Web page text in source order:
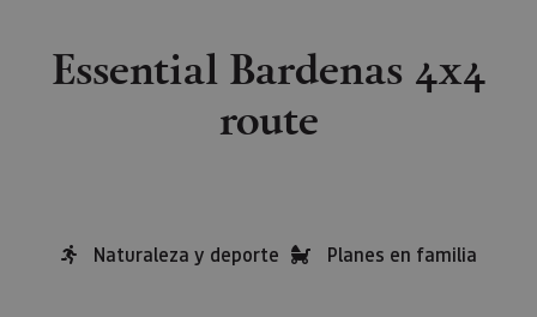
Essential Bardenas 4x4
route
Naturaleza y deporte Planes en familia